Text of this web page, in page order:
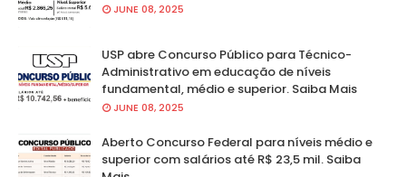
JUNE 08, 2025
USP abre Concurso Público para Técnico-
Administrativo em educação de níveis
fundamental, médio e superior. Saiba Mais
JUNE 08, 2025
Aberto Concurso Federal para níveis médio e
superior com salários até R$ 23,5 mil. Saiba